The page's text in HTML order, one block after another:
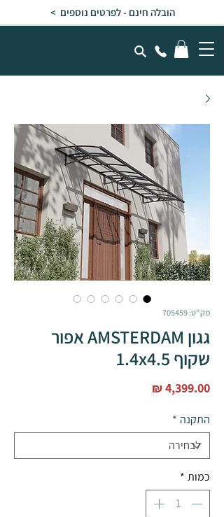
הובלה חינם - לפרטים נוספים >
מק"ט: 705459
גגון AMSTERDAM אפור
שקוף 1.4x4.5
התקנה *
כמות *